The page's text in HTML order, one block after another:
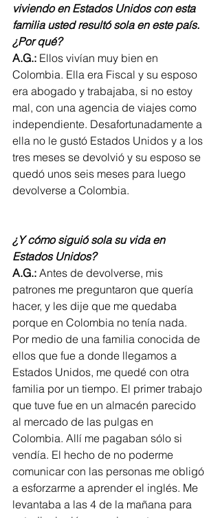
viviendo en Estados Unidos con esta
familia usted resultó sola en este país.
¿Por qué?
A.G.: Ellos vivían muy bien en
Colombia. Ella era Fiscal y su esposo
era abogado y trabajaba, si no estoy
mal, con una agencia de viajes como
independiente. Desafortunadamente a
ella no le gustó Estados Unidos y a los
tres meses se devolvió y su esposo se
quedó unos seis meses para luego
devolverse a Colombia.
¿Y cómo siguió sola su vida en
Estados Unidos?
A.G.: Antes de devolverse, mis
patrones me preguntaron que quería
hacer, y les dije que me quedaba
porque en Colombia no tenía nada.
Por medio de una familia conocida de
ellos que fue a donde llegamos a
Estados Unidos, me quedé con otra
familia por un tiempo. El primer trabajo
que tuve fue en un almacén parecido
al mercado de las pulgas en
Colombia. Allí me pagaban sólo si
vendía. El hecho de no poderme
comunicar con las personas me obligó
a esforzarme a aprender el inglés. Me
levantaba a las 4 de la mañana para